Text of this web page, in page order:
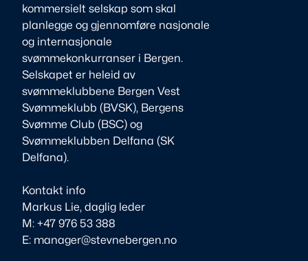
kommersielt selskap som skal
planlegge og gjennomføre nasjonale
og internasjonale
svømmekonkurranser i Bergen.
Selskapet er heleid av
svømmeklubbene Bergen Vest
Svømmeklubb (BVSK), Bergens
Svømme Club (BSC) og
Svømmeklubben Delfana (SK
Delfana).
Kontakt info
Markus Lie, daglig leder
M: +47 976 53 388
E: manager@stevnebergen.no